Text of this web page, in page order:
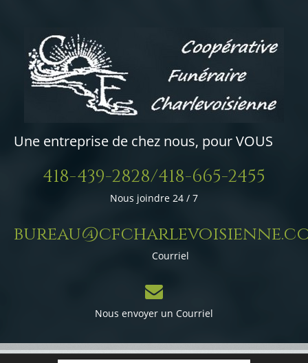
Une entreprise de chez nous, pour VOUS
418-439-2828/418-665-2455
Nous joindre 24 / 7
Courriel
Nous envoyer un Courriel